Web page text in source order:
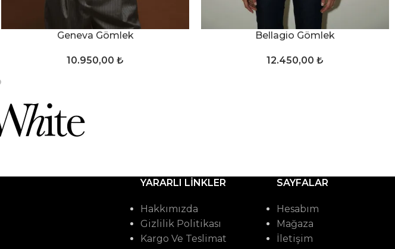
Geneva Gömlek
10.950,00 ₺
Bellagio Gömlek
12.450,00 ₺
YARARLI LINKLER
Hakkımızda
Gizlilik Politikası
Kargo Ve Teslimat
SAYFALAR
Hesabım
Mağaza
İletişim